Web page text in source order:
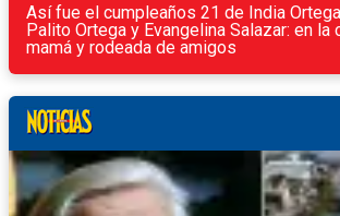
Así fue el cumpleaños 21 de India
Palito Ortega y Evangelina Salazar: en la
mamá y rodeada de amigos